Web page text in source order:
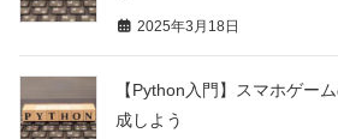
2025年3月18日
【Python入門】スマホゲー
成しよう